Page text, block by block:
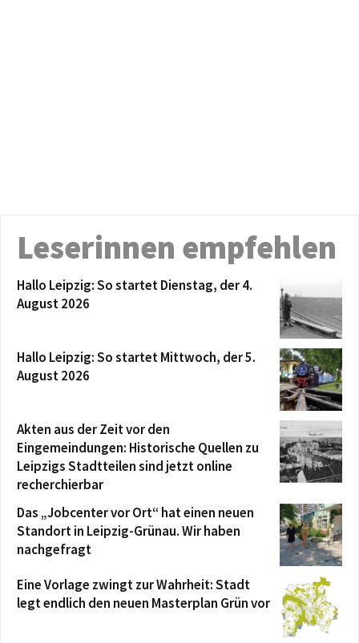
Leserinnen empfehlen
Hallo Leipzig: So startet Dienstag, der 4.
August 2026
Hallo Leipzig: So startet Mittwoch, der 5.
August 2026
Akten aus der Zeit vor den
Eingemeindungen: Historische Quellen zu
Leipzigs Stadtteilen sind jetzt online
recherchierbar
Das „Jobcenter vor Ort“ hat einen neuen
Standort in Leipzig-Grünau. Wir haben
nachgefragt
Eine Vorlage zwingt zur Wahrheit: Stadt
legt endlich den neuen Masterplan Grün vor